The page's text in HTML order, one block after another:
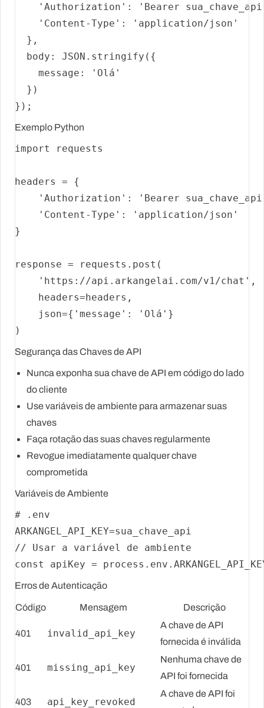
'Authorization' :
'Bearer
'Content-Type' :
'application/json'
  },
body : JSON . stringify ({
message :
'Olá'
  })
Exemplo Python
import requests
headers = {
'Authorization' :
'Bearer
'Content-Type' :
'application/json'
}
response = requests.post(
'https://api.arkangelai.com/v1/chat' ,
    headers=headers,
    json={
'message' : 'Olá' }
Segurança das Chaves de API
Nunca exponha sua chave de API em código do lado
do cliente
Use variáveis de ambiente para armazenar suas
chaves
Faça rotação das suas chaves regularmente
Revogue imediatamente qualquer chave
comprometida
Variáveis de Ambiente
# .env
// Usar a variável de ambiente
const
apiKey = process. env .
Erros de Autenticação
Código Mensagem Descrição
401 invalid_api_key
A chave de API
fornecida é inválida
401 missing_api_key
Nenhuma chave de
API foi fornecida
403 api_key_revoked
A chave de API foi